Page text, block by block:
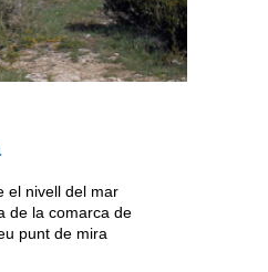
el nivell del mar
de la comarca de
punt de mira